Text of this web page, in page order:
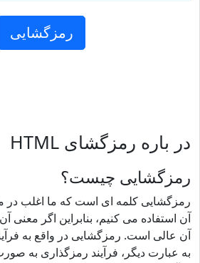
در باره رمزگشای HTML
رمزگشایی چیست؟
رمزگشایی کلمه ای است که ما اغلب در
آن استفاده می کنیم، بنابراین اگر معنی آن
آن عالی است. رمزگشایی در واقع به
به عبارت دیگر، فرآیند رمزگذاری به